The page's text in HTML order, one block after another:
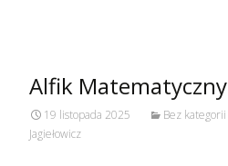
Alfik Matematyczny
19 listopada 2025 Bez kategorii
Jagiełowicz